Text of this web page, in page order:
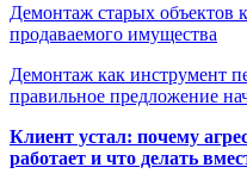
Демонтаж старых объектов
продаваемого имущества
Демонтаж как инструмент
правильное предложение
Клиент устал: почему
работает и что делать